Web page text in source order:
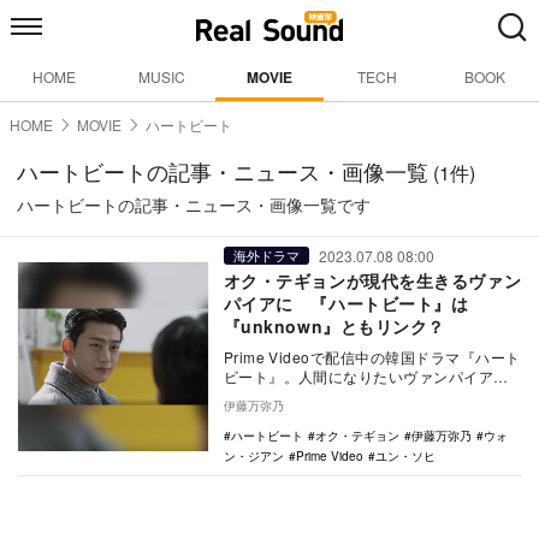
HOME MUSIC MOVIE TECH BOOK
HOME MOVIE ハートビート
ハートビートの記事・ニュース・画像一覧 (1件)
ハートビートの記事・ニュース・画像一覧です
海外ドラマ 2023.07.08 08:00
オク・テギョンが現代を生きるヴァン
パイアに 『ハートビート』は
『unknown』ともリンク？
Prime Videoで配信中の韓国ドラマ『ハート
ビート』。人間になりたいヴァンパイアと
冷血な人間のラブストーリーが始まった。
…
伊藤万弥乃
ハートビート
オク・テギョン 伊藤万弥乃
ウォ
ン・ジアン
Prime Video ユン・ソヒ